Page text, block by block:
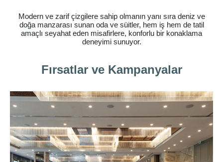
Modern ve zarif çizgilere sahip olmanın yanı sıra deniz ve
doğa manzarası sunan oda ve süitler, hem iş hem de tatil
amaçlı seyahat eden misafirlere, konforlu bir konaklama
deneyimi sunuyor.
Fırsatlar ve Kampanyalar